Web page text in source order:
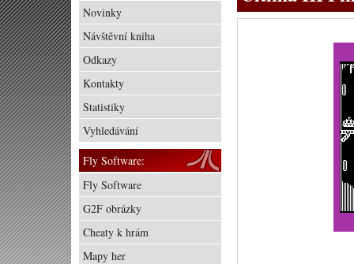
Novinky
Návštěvní kniha
Odkazy
Kontakty
Statistiky
Vyhledávání
Fly Software:
Fly Software
G2F obrázky
Cheaty k hrám
Mapy her